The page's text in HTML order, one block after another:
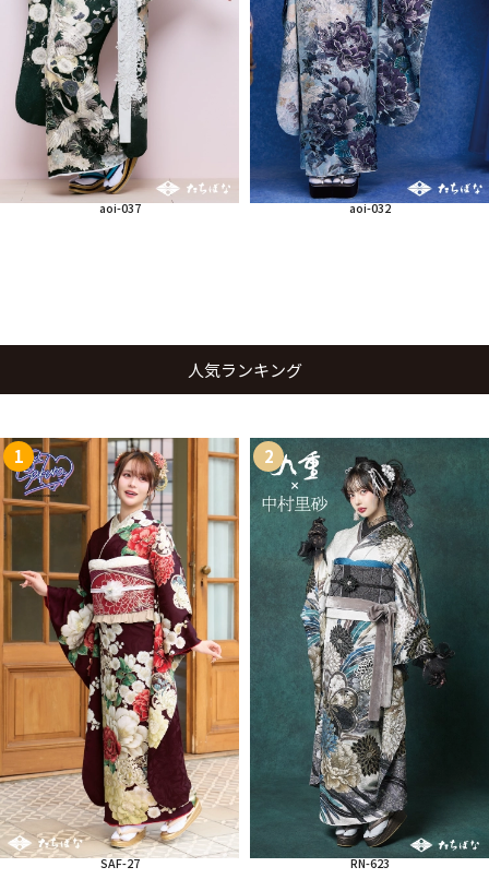
aoi-037 aoi-032
人気ランキング
SAF-27 RN-623